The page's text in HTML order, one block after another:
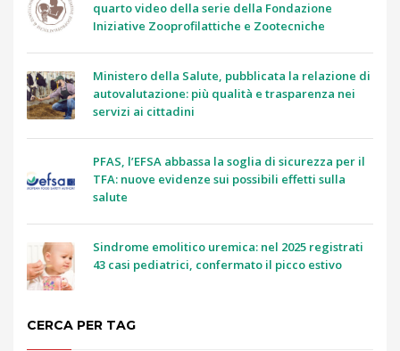
quarto video della serie della Fondazione
Iniziative Zooprofilattiche e Zootecniche
Ministero della Salute, pubblicata la relazione di
autovalutazione: più qualità e trasparenza nei
servizi ai cittadini
PFAS, l’EFSA abbassa la soglia di sicurezza per il
TFA: nuove evidenze sui possibili effetti sulla
salute
Sindrome emolitico uremica: nel 2025 registrati
43 casi pediatrici, confermato il picco estivo
CERCA PER TAG